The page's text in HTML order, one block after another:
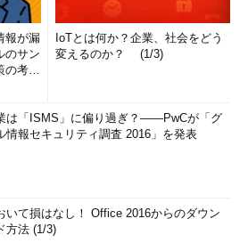
報が漏
サン
の考え
IoTとは何か？企業、社会をどう
変えるのか？ (1/3)
は「ISMS」に偏り過ぎ？――PwCが「グ
情報セキュリティ調査 2016」を発表
いて損はなし！ Office 2016からのダウン
方法 (1/3)